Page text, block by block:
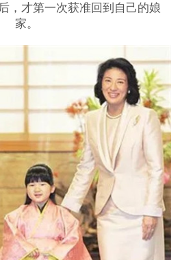
，才第一次获准回到自己的娘
家。